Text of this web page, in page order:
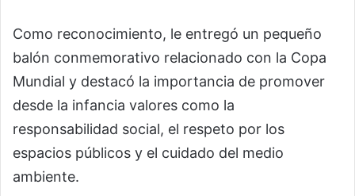
Como reconocimiento, le entregó un pequeño
balón conmemorativo relacionado con la Copa
Mundial y destacó la importancia de promover
desde la infancia valores como la
responsabilidad social, el respeto por los
espacios públicos y el cuidado del medio
ambiente.